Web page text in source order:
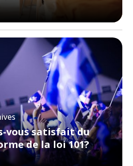
vous satisfait du
de la loi 101?